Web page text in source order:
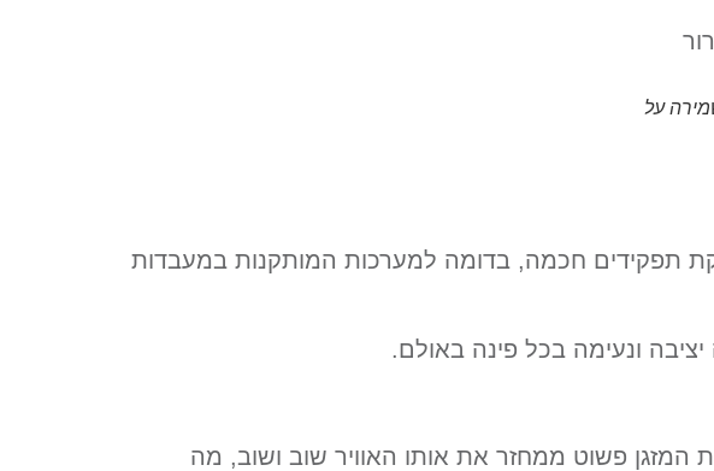
על
תפקידים חכמה, בדומה למערכות המותקנות במעבדות
ונעימה בכל פינה באולם.
המזגן פשוט ממחזר את אותו האוויר שוב ושוב, מה